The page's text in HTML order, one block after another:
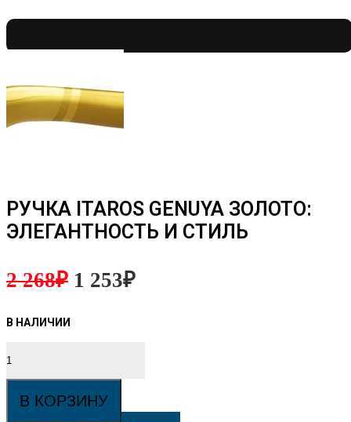
РУЧКА ITAROS GENUYA ЗОЛОТО:
ЭЛЕГАНТНОСТЬ И СТИЛЬ
2 268₽ 1 253₽
товара
Ручка
Genuya
В КОРЗИНУ